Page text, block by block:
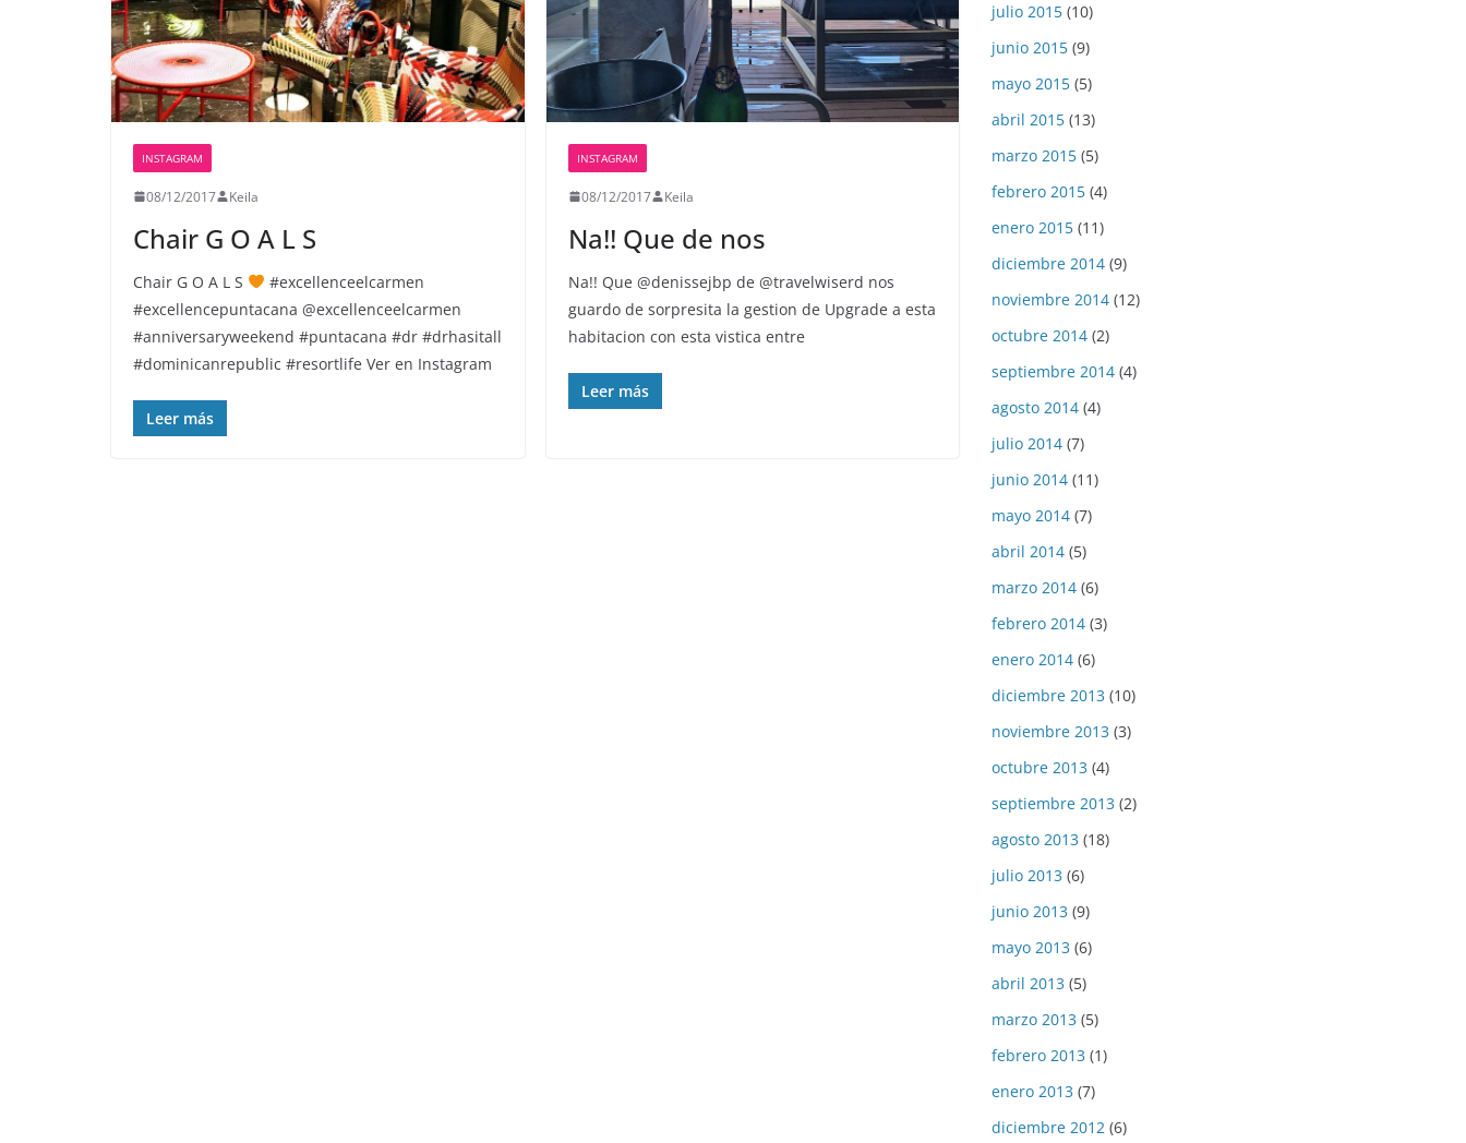
INSTAGRAM
08/12/2017 Keila
Chair G O A L S
Chair G O A L S
#excellenceelcarmen
#excellencepuntacana @excellenceelcarmen
#anniversaryweekend #puntacana #dr #drhasitall
#dominicanrepublic #resortlife Ver en Instagram
Leer más
INSTAGRAM
08/12/2017 Keila
Na!! Que de nos
Na!! Que @denissejbp de @travelwiserd nos
guardo de sorpresita la gestion de Upgrade a esta
habitacion con esta vistica entre
Leer más
julio 2015 (10)
junio 2015 (9)
mayo 2015 (5)
abril 2015 (13)
marzo 2015 (5)
febrero 2015 (4)
enero 2015 (11)
diciembre 2014 (9)
noviembre 2014 (12)
octubre 2014 (2)
septiembre 2014 (4)
agosto 2014 (4)
julio 2014 (7)
junio 2014 (11)
mayo 2014 (7)
abril 2014 (5)
marzo 2014 (6)
febrero 2014 (3)
enero 2014 (6)
diciembre 2013 (10)
noviembre 2013 (3)
octubre 2013 (4)
septiembre 2013 (2)
agosto 2013 (18)
julio 2013 (6)
junio 2013 (9)
mayo 2013 (6)
abril 2013 (5)
marzo 2013 (5)
febrero 2013 (1)
enero 2013 (7)
diciembre 2012 (6)